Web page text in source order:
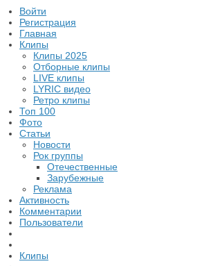
Войти
Регистрация
Главная
Клипы
Клипы 2025
Отборные клипы
LIVE клипы
LYRIC видео
Ретро клипы
Топ 100
Фото
Статьи
Новости
Рок группы
Отечественные
Зарубежные
Реклама
Активность
Комментарии
Пользователи
Клипы